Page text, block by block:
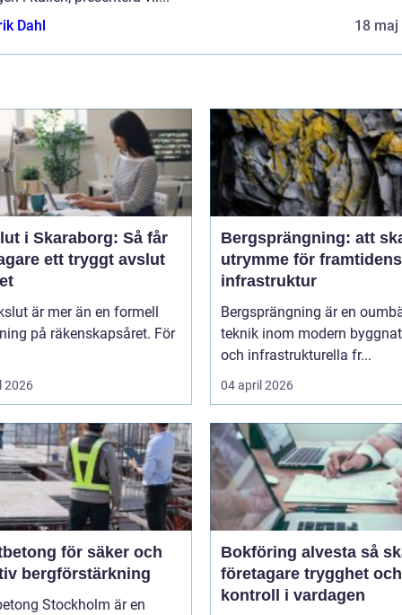
Dahl
18 maj
i Skaraborg: Så får
ett tryggt avslut
är mer än en formell
på räkenskapsåret. För
2026
Bergsprängning: att
utrymme för framtidens
infrastruktur
Bergsprängning är en
teknik inom modern
och infrastrukturella fr...
04 april 2026
för säker och
bergförstärkning
Stockholm är en
Bokföring alvesta så skapar
företagare trygghet och
kontroll i vardagen